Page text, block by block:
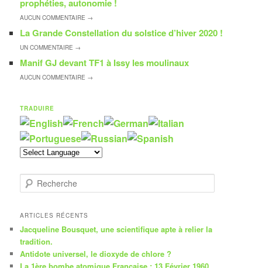
prophéties, autonomie !
AUCUNCOMMENTAIRE →
La Grande Constellation du solstice d’hiver 2020 !
UNCOMMENTAIRE →
Manif GJ devant TF1 à Issy les moulinaux
AUCUNCOMMENTAIRE →
TRADUIRE
e
h
r
c
h
ARTICLES RÉCENTS
Jacqueline Bousquet, une scientifique apte à relier la
tradition.
Antidote universel, le dioxyde de chlore ?